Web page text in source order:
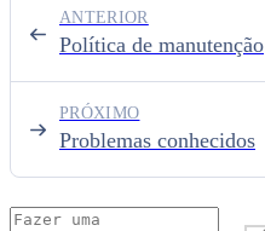
Política de manutenção
ANTERIOR
Problemas conhecidos
PRÓXIMO